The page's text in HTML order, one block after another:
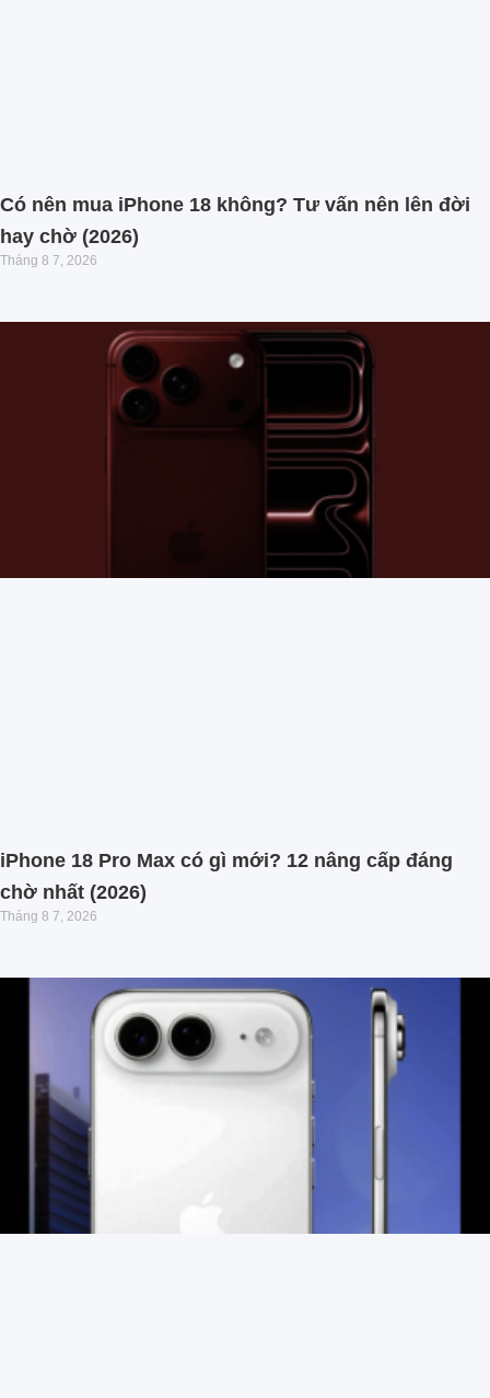
Có nên mua iPhone 18 không? Tư vấn nên lên đời
hay chờ (2026)
Tháng 8 7, 2026
iPhone 18 Pro Max có gì mới? 12 nâng cấp đáng
chờ nhất (2026)
Tháng 8 7, 2026